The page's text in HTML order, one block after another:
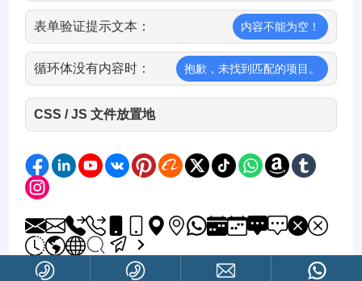
表单验证提示文本： 内容不能为空！
循环体没有内容时： 抱歉，未找到匹配的项目。
CSS / JS 文件放置地